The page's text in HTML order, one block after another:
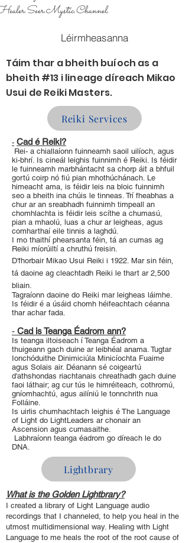
Léirmheasanna
Táim thar a bheith buíoch as a
bheith #13 i lineage díreach Mikao
Usui de Reiki Masters.
Reiki Services
- Cad é Reiki?
Rei- a chiallaíonn fuinneamh saoil uilíoch, agus
ki-bhrí. Is cineál leighis fuinnimh é Reiki. Is féidir
le fuinneamh marbhántacht sa chorp áit a bhfuil
gortú coirp nó fiú pian mhothúchánach. Le
himeacht ama, is féidir leis na bloic fuinnimh
seo a bheith ina chúis le tinneas. Trí fheabhas a
chur ar an sreabhadh fuinnimh timpeall an
chomhlachta is féidir leis scíthe a chumasú,
pian a mhaolú, luas a chur ar leigheas, agus
comharthaí eile tinnis a laghdú.
I mo thaithí phearsanta féin, tá an cumas ag
Reiki míorúiltí a chruthú freisin.
D'fhorbair Mikao Usui Reiki i 1922. Mar sin féin,
tá daoine ag cleachtadh Reiki le thart ar 2,500
bliain.
Tagraíonn daoine do Reiki mar leigheas láimhe.
Is féidir é a úsáid chomh héifeachtach céanna
thar achar fada.
- Cad is Teanga Éadrom ann?
Is teanga iltoiseach í Teanga Éadrom a
thuigeann gach duine ar leibhéal anama. Tugtar
Ionchóduithe Dinimiciúla Minicíochta Fuaime
agus Solais air. Déanann sé coigeartú
d'athshondas riachtanais chreathadh gach duine
faoi láthair; ag cur tús le himréiteach, cothromú,
gníomhachtú, agus ailíniú le tonnchrith nua
Folláine.
Is uirlis chumhachtach leighis é The Language
of Light do LightLeaders ar chonair an
Ascension agus cumasaithe.
Labhraíonn teanga éadrom go díreach le do
DNA.
Lightbrary
What is the Golden Lightbrary?
I created a library of Light Language audio
recordings that I channeled, to help you heal in the
utmost multidimensional way. Healing with Light
Language to me heals the root of the root cause of